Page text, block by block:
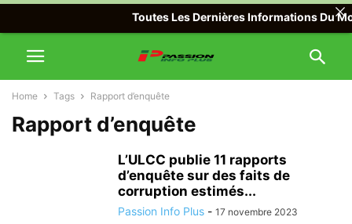
Home Tags Rapport d’enquête
Rapport d’enquête
L’ULCC publie 11 rapports
d’enquête sur des faits de
corruption estimés...
Passion Info Plus - 17 novembre 2023
Toutes Les Dernières Informations Du